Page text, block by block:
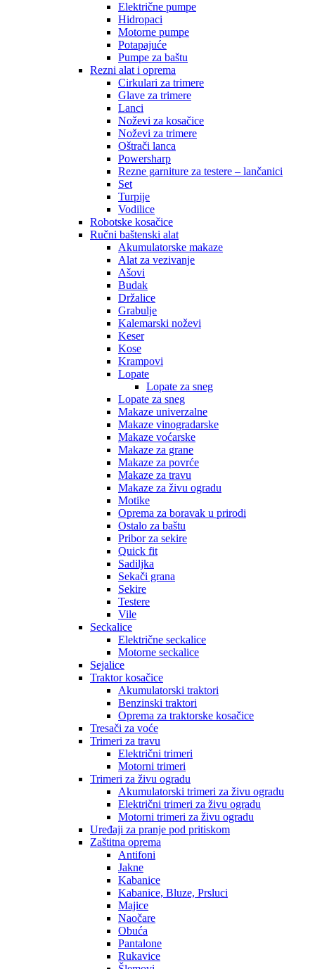
Električne pumpe
Hidropaci
Motorne pumpe
Potapajuće
Pumpe za baštu
Rezni alat i oprema
Cirkulari za trimere
Glave za trimere
Lanci
Noževi za kosačice
Noževi za trimere
Oštrači lanca
Powersharp
Rezne garniture za testere – lančanici
Set
Turpije
Vodilice
Robotske kosačice
Ručni baštenski alat
Akumulatorske makaze
Alat za vezivanje
Ašovi
Budak
Držalice
Grabulje
Kalemarski noževi
Keser
Kose
Krampovi
Lopate
Lopate za sneg
Lopate za sneg
Makaze univerzalne
Makaze vinogradarske
Makaze voćarske
Makaze za grane
Makaze za povrće
Makaze za travu
Makaze za živu ogradu
Motike
Oprema za boravak u prirodi
Ostalo za baštu
Pribor za sekire
Quick fit
Sadiljka
Sekači grana
Sekire
Testere
Vile
Seckalice
Električne seckalice
Motorne seckalice
Sejalice
Traktor kosačice
Akumulatorski traktori
Benzinski traktori
Oprema za traktorske kosačice
Tresači za voće
Trimeri za travu
Električni trimeri
Motorni trimeri
Trimeri za živu ogradu
Akumulatorski trimeri za živu ogradu
Električni trimeri za živu ogradu
Motorni trimeri za živu ogradu
Uređaji za pranje pod pritiskom
Zaštitna oprema
Antifoni
Jakne
Kabanice
Kabanice, Bluze, Prsluci
Majice
Naočare
Obuća
Pantalone
Rukavice